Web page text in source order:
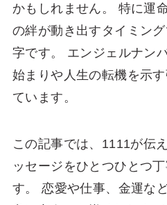
かもしれません。 特に運
の絆が動き出すタイミン
字です。 エンジェルナン
始まりや人生の転機を示
ています。
この記事では、1111が伝
ッセージをひとつひとつ
す。 恋愛や仕事、金運な